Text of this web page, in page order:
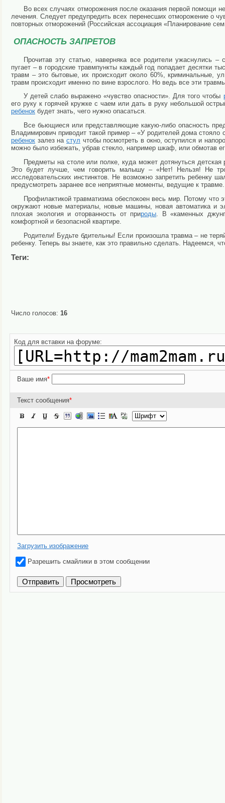
Во всех случаях отморожения после оказания первой помощи
лечения. Следует предупредить всех перенесших отморожение о
повторных отморожений (Российская ассоциация «Планирование
ОПАСНОСТЬ ЗАПРЕТОВ
Прочитав эту статью, наверняка все родители ужаснулись
пугает – в городские травмпункты каждый год попадает десятки
травм – это бытовые, их происходит около 60%, криминальные,
травм происходит именно по вине взрослого. Но ведь все эти
У детей слабо выражено «чувство опасности». Для того чтобы
его руку к горячей кружке с чаем или дать в руку небольшой
ребенок будет знать, чего нужно опасаться.
Все бьющиеся или представляющие какую-либо опасность
Владимирович приводит такой пример – «У родителей дома стояло
ребенок залез настул чтобы посмотреть в окно, оступился и
можно было избежать, убрав стекло, например шкаф, или обмотав
Предметы на столе или полке, куда может дотянуться
Это будет лучше, чем говорить малышу – «Нет! Нельзя! Не
исследовательских инстинктов. Не возможно запретить
предусмотреть заранее все неприятные моменты, ведущие к травме.
Профилактикой травматизма обеспокоен весь мир. Потому
окружают новые материалы, новые машины, новая автоматика и
плохая экология и оторванность от природы . В «каменных
комфортной и безопасной квартире.
Родители! Будьте бдительны! Если произошла травма – не
ребенку. Теперь вы знаете, как это правильно сделать. Надеемся,
Теги:
Число голосов: 16
Код для вставки на форуме:
Ваше имя*
Текст сообщения*
Загрузить изображение
Разрешить смайлики в этом сообщении